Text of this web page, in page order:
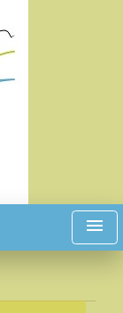
menu